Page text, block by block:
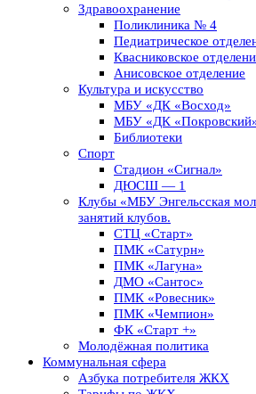
Здравоохранение
Поликлиника № 4
Педиатрическое
Квасниковское
Анисовское отделение
Культура и искусство
МБУ «ДК «Восход»
МБУ «ДК
Библиотеки
Спорт
Стадион «Сигнал»
ДЮСШ — 1
Клубы «МБУ Энгельсская
занятий клубов.
СТЦ «Старт»
ПМК «Сатурн»
ПМК «Лагуна»
ДМО «Сантос»
ПМК «Ровесник»
ПМК «Чемпион»
ФК «Старт +»
Молодёжная политика
Коммунальная сфера
Азбука потребителя ЖКХ